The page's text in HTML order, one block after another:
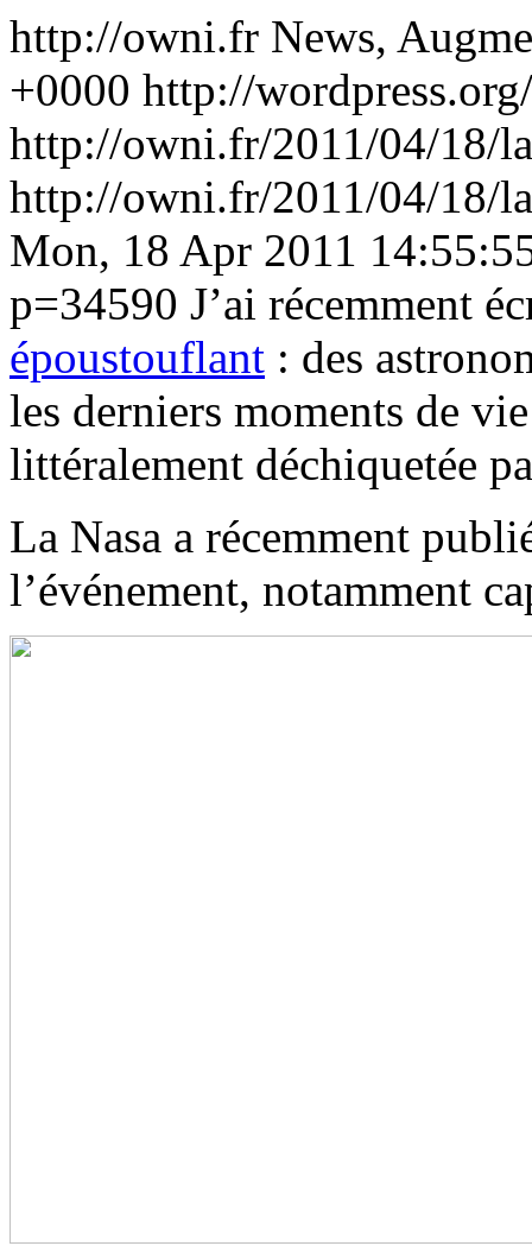
http://owni.fr News,
+0000 http://
http://owni.fr/2011/04/18/
http://owni.fr/2011/04/18/
Mon, 18 Apr 2011
p=34590 J’ai récemment
époustouflant : des
les derniers moments de
littéralement déchiquetée
La Nasa a récemment
l’événement, notamment